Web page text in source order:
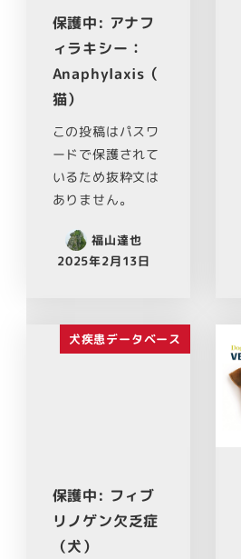
保護中: アナフ
ィラキシー：
Anaphylaxis（
猫）
この投稿はパスワ
ードで保護されて
いるため抜粋文は
ありません。
福山達也
2025年2月13日
犬疾患データベース
保護中: フィブ
リノゲン欠乏症
（犬）